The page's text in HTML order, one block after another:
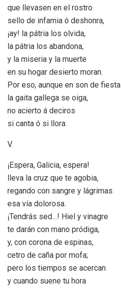
que llevasen en el rostro
sello de infamia ó deshonra,
¡ay! la pátria los olvida,
la pátria los abandona,
y la miseria y la muerte
en su hogar desierto moran.
Por eso, aunque en son de fiesta
la gaita gallega se oiga,
no acierto á deciros
si canta ó si llora.
V.
¡Espera, Galicia, espera!
lleva la cruz que te agobia,
regando con sangre y lágrimas
esa vía dolorosa.
¡Tendrás sed…! Hiel y vinagre
te darán con mano pródiga,
y, con corona de espinas,
cetro de caña por mofa;
pero los tiempos se acercan
y cuando suene tu hora